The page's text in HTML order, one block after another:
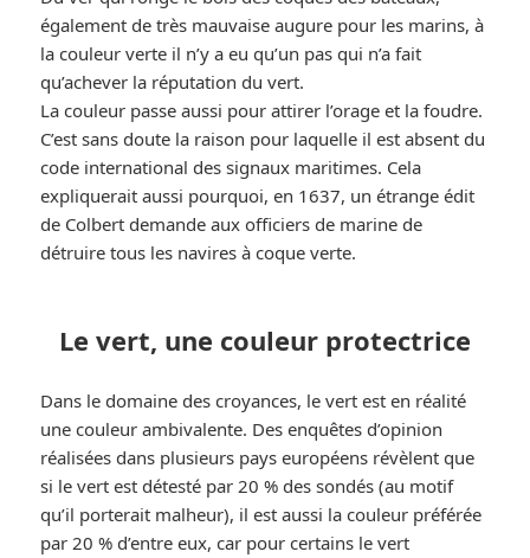
également de très mauvaise augure pour les marins, à
la couleur verte il n’y a eu qu’un pas qui n’a fait
qu’achever la réputation du vert.
La couleur passe aussi pour attirer l’orage et la foudre.
C’est sans doute la raison pour laquelle il est absent du
code international des signaux maritimes. Cela
expliquerait aussi pourquoi, en 1637, un étrange édit
de Colbert demande aux officiers de marine de
détruire tous les navires à coque verte.
Le vert, une couleur protectrice
Dans le domaine des croyances, le vert est en réalité
une couleur ambivalente. Des enquêtes d’opinion
réalisées dans plusieurs pays européens révèlent que
si le vert est détesté par 20 % des sondés (au motif
qu’il porterait malheur), il est aussi la couleur préférée
par 20 % d’entre eux, car pour certains le vert